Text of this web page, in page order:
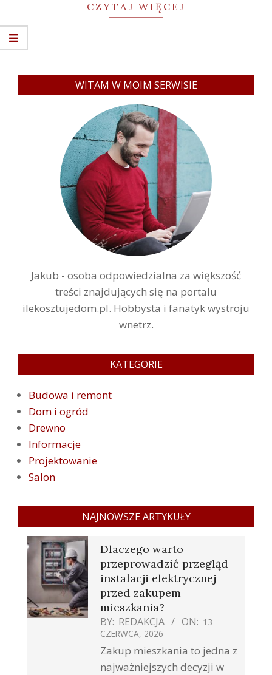
CZYTAJ WIĘCEJ
WITAM W MOIM SERWISIE
Jakub - osoba odpowiedzialna za większość
treści znajdujących się na portalu
ilekosztujedom.pl. Hobbysta i fanatyk wystroju
wnetrz.
KATEGORIE
Budowa i remont
Dom i ogród
Drewno
Informacje
Projektowanie
Salon
NAJNOWSZE ARTYKUŁY
Dlaczego warto
przeprowadzić przegląd
instalacji elektrycznej
przed zakupem
mieszkania?
BY: REDAKCJA ON: 13
CZERWCA, 2026
Zakup mieszkania to jedna z
najważniejszych decyzji w